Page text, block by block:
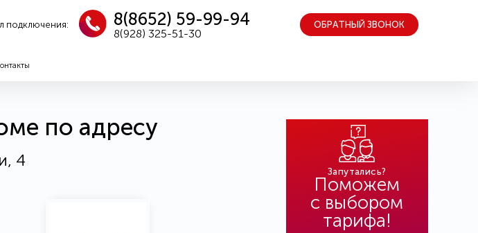
подключения: 8(8652) 59-99-94
8(928) 325-51-30
ОБРАТНЫЙ ЗВОНОК
по адресу
4
Запутались?
Поможем
с выбором
тарифа!